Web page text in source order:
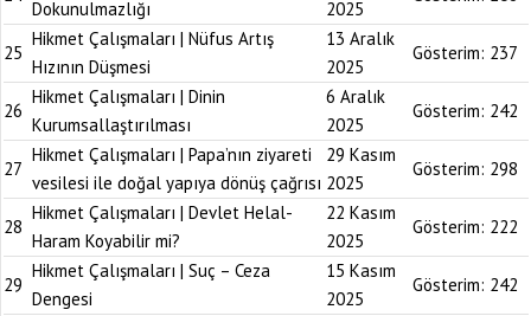
Dokunulmazlığı
2025
25
Hikmet Çalışmaları | Nüfus Artış
Hızının Düşmesi
13 Aralık
2025
Gösterim: 237
26
Hikmet Çalışmaları | Dinin
Kurumsallaştırılması
6 Aralık
2025
Gösterim: 242
27
Hikmet Çalışmaları | Papa’nın ziyareti
vesilesi ile doğal yapıya dönüş çağrısı
29 Kasım
2025
Gösterim: 298
28
Hikmet Çalışmaları | Devlet Helal-
Haram Koyabilir mi?
22 Kasım
2025
Gösterim: 222
29
Hikmet Çalışmaları | Suç – Ceza
Dengesi
15 Kasım
2025
Gösterim: 242